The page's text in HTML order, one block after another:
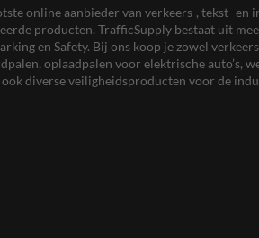
online aanbieder van verkeers-, tekst- en
producten. TrafficSupply bestaat uit
en Safety. Bij ons koop je zowel
oplaadpalen voor elektrische auto’s,
diverse veiligheidsproducten voor de